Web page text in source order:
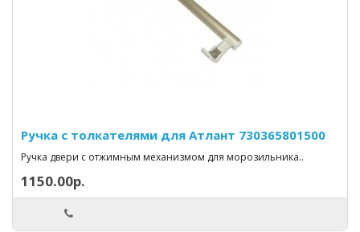
Ручка с толкателями для Атлант 730365801500
Ручка двери с отжимным механизмом для морозильника..
1150.00р.